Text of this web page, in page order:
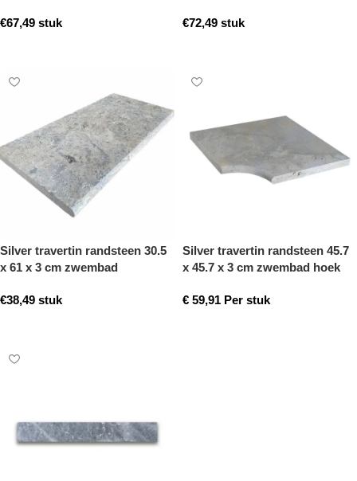
€67,49 stuk
€72,49 stuk
Silver travertin randsteen 30.5
x 61 x 3 cm zwembad
€38,49 stuk
Silver travertin randsteen 45.7
x 45.7 x 3 cm zwembad hoek
€ 59,91 Per stuk